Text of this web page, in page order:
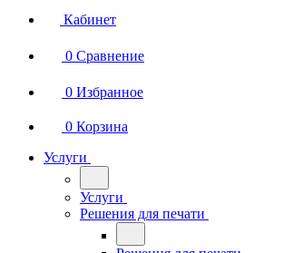
Кабинет
0 Сравнение
0 Избранное
0 Корзина
Услуги
Услуги
Решения для печати